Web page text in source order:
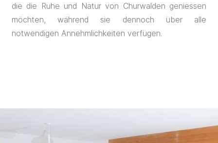
die die Ruhe und Natur von Churwalden geniessen
möchten, während sie dennoch über alle
notwendigen Annehmlichkeiten verfügen.